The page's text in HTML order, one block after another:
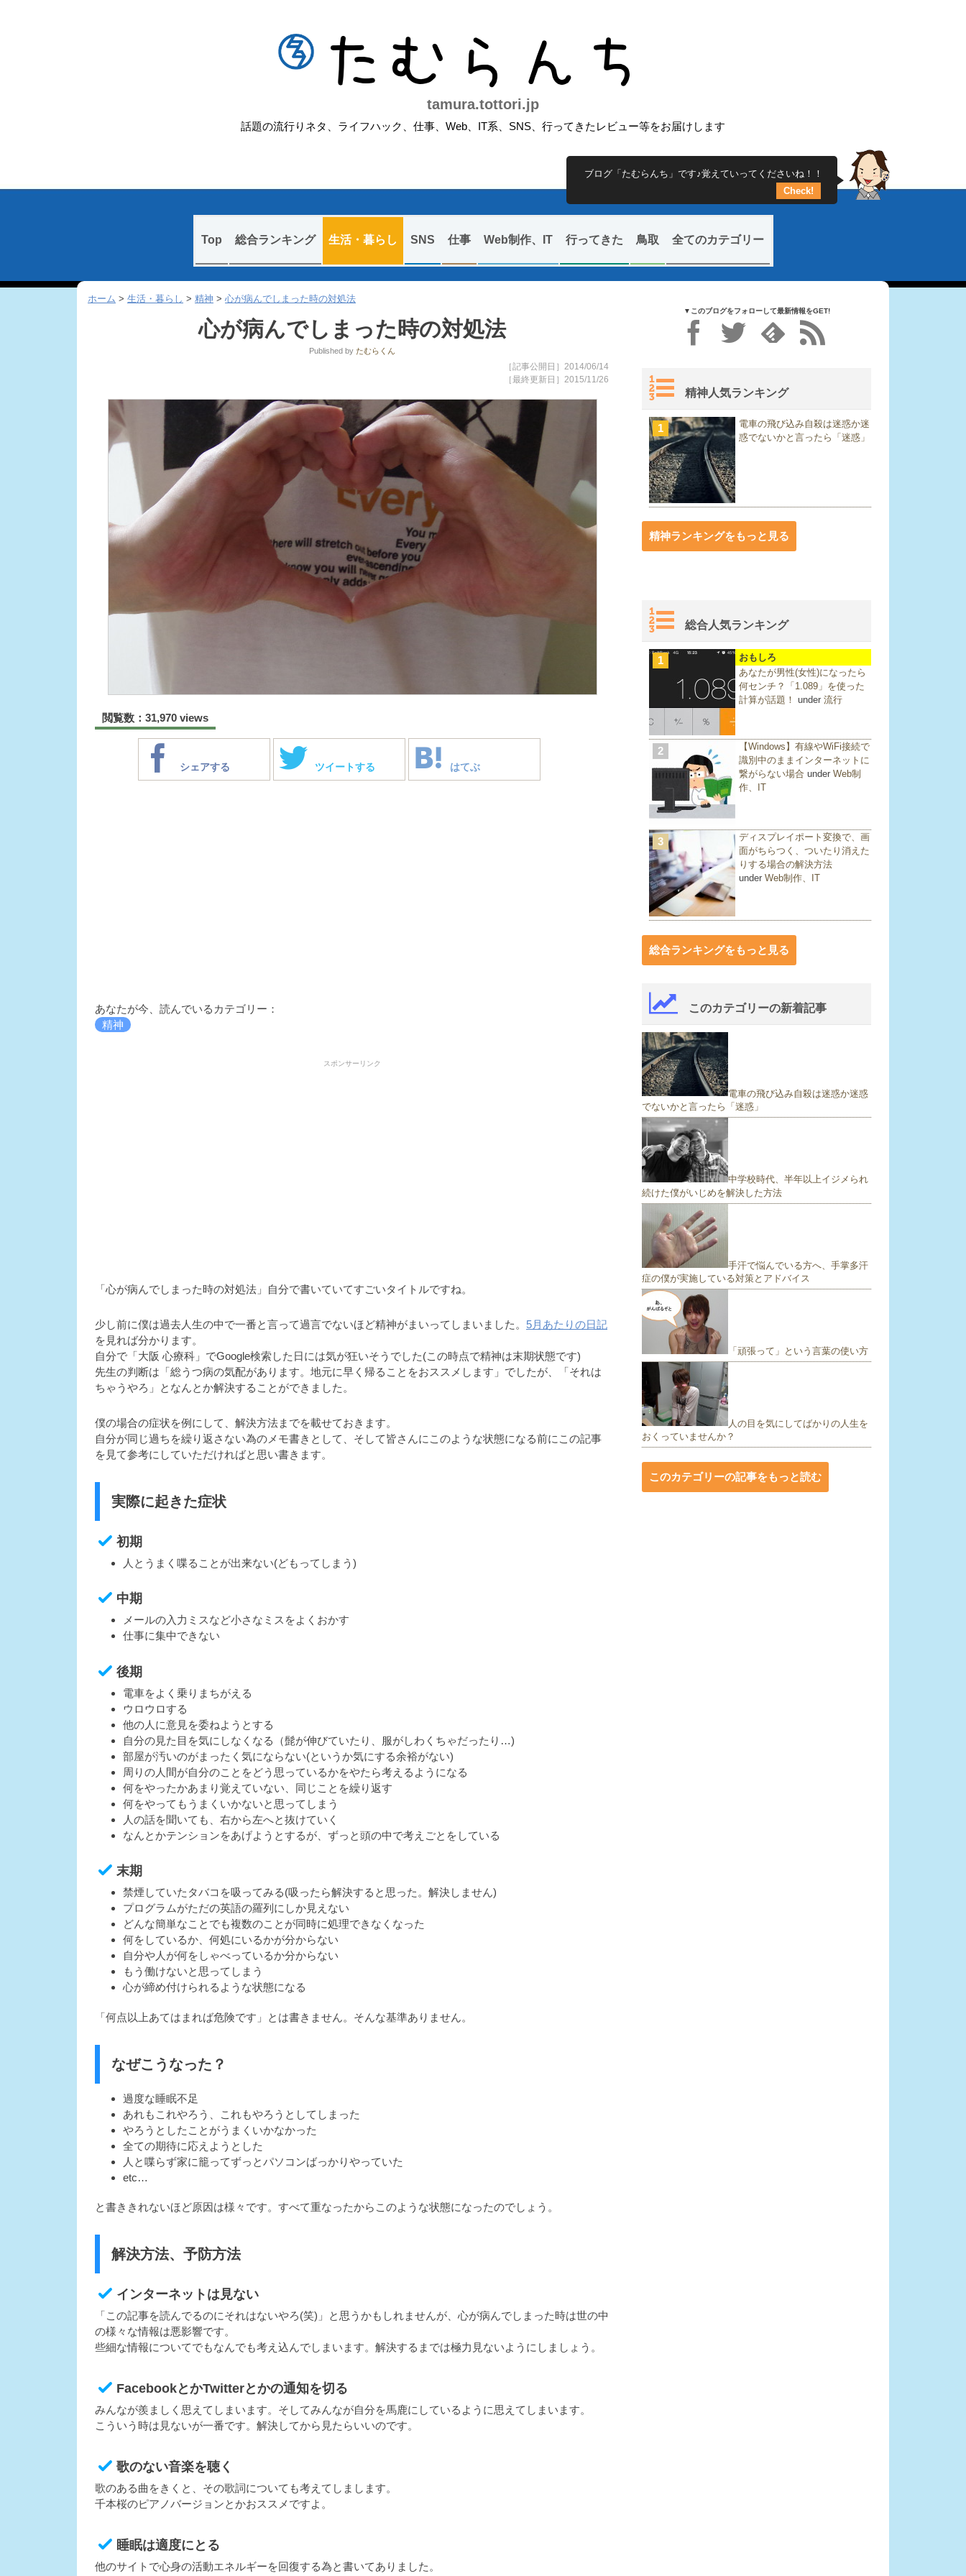
たむらんち
tamura.tottori.jp
話題の流行りネタ、ライフハック、仕事、Web、IT系、SNS、行ってきたレビュー等をお届けします
ブログ「たむらんち」です♪覚えていってくださいね！！
Check!
Skip
Top 総合ランキング 生活・暮らし SNS 仕事 Web制作、IT 行ってきた 鳥取 全てのカテゴリー
ホーム > 生活・暮らし > 精神 > 心が病んでしまった時の対処法
心が病んでしまった時の対処法
Published by たむらくん
［記事公開日］2014/06/14
［最終更新日］2015/11/26
閲覧数：31,970 views
シェアする ツイートする はてぶ
あなたが今、読んでいるカテゴリー：
精神
スポンサーリンク
「心が病んでしまった時の対処法」自分で書いていてすごいタイトルですね。
少し前に僕は過去人生の中で一番と言って過言でないほど精神がまいってしまいました。 5月あたりの日記
を見れば分かります。
自分で「大阪 心療科」でGoogle検索した日には気が狂いそうでした(この時点で精神は末期状態です)
先生の判断は「総うつ病の気配があります。地元に早く帰ることをおススメします」でしたが、「それは
ちゃうやろ」となんとか解決することができました。
僕の場合の症状を例にして、解決方法までを載せておきます。
自分が同じ過ちを繰り返さない為のメモ書きとして、そして皆さんにこのような状態になる前にこの記事
を見て参考にしていただければと思い書きます。
実際に起きた症状
初期
人とうまく喋ることが出来ない(どもってしまう)
中期
メールの入力ミスなど小さなミスをよくおかす
仕事に集中できない
後期
電車をよく乗りまちがえる
ウロウロする
他の人に意見を委ねようとする
自分の見た目を気にしなくなる（髭が伸びていたり、服がしわくちゃだったり…)
部屋が汚いのがまったく気にならない(というか気にする余裕がない)
周りの人間が自分のことをどう思っているかをやたら考えるようになる
何をやったかあまり覚えていない、同じことを繰り返す
何をやってもうまくいかないと思ってしまう
人の話を聞いても、右から左へと抜けていく
なんとかテンションをあげようとするが、ずっと頭の中で考えごとをしている
末期
禁煙していたタバコを吸ってみる(吸ったら解決すると思った。解決しません)
プログラムがただの英語の羅列にしか見えない
どんな簡単なことでも複数のことが同時に処理できなくなった
何をしているか、何処にいるかが分からない
自分や人が何をしゃべっているか分からない
もう働けないと思ってしまう
心が締め付けられるような状態になる
「何点以上あてはまれば危険です」とは書きません。そんな基準ありません。
なぜこうなった？
過度な睡眠不足
あれもこれやろう、これもやろうとしてしまった
やろうとしたことがうまくいかなかった
全ての期待に応えようとした
人と喋らず家に籠ってずっとパソコンばっかりやっていた
etc…
と書ききれないほど原因は様々です。すべて重なったからこのような状態になったのでしょう。
解決方法、予防方法
インターネットは見ない
「この記事を読んでるのにそれはないやろ(笑)」と思うかもしれませんが、心が病んでしまった時は世の中
の様々な情報は悪影響です。
些細な情報についてでもなんでも考え込んでしまいます。解決するまでは極力見ないようにしましょう。
FacebookとかTwitterとかの通知を切る
みんなが羨ましく思えてしまいます。そしてみんなが自分を馬鹿にしているように思えてしまいます。
こういう時は見ないが一番です。解決してから見たらいいのです。
歌のない音楽を聴く
歌のある曲をきくと、その歌詞についても考えてしまします。
千本桜のピアノバージョンとかおススメですよ。
睡眠は適度にとる
他のサイトで心身の活動エネルギーを回復する為と書いてありました。
▼このブログをフォローして最新情報をGET!
精神人気ランキング
1
電車の飛び込み自殺は迷惑か迷
惑でないかと言ったら「迷惑」
精神ランキングをもっと見る
総合人気ランキング
1
おもしろ
あなたが男性(女性)になったら
何センチ？「1.089」を使った
計算が話題！ under 流行
2
【Windows】有線やWiFi接続で
識別中のままインターネットに
繋がらない場合 under Web制
作、IT
3
ディスプレイポート変換で、画
面がちらつく、ついたり消えた
りする場合の解決方法
under Web制作、IT
総合ランキングをもっと見る
このカテゴリーの新着記事
電車の飛び込み自殺は迷惑か迷惑
でないかと言ったら「迷惑」
中学校時代、半年以上イジメられ
続けた僕がいじめを解決した方法
手汗で悩んでいる方へ、手掌多汗
症の僕が実施している対策とアドバイス
「頑張って」という言葉の使い方
人の目を気にしてばかりの人生を
おくっていませんか？
このカテゴリーの記事をもっと読む